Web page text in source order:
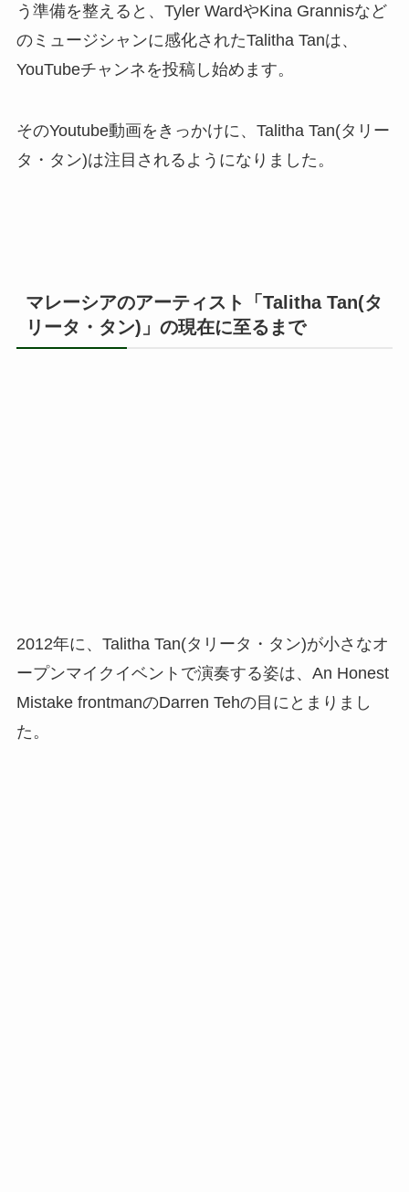
う準備を整えると、Tyler WardやKina Grannisなど
のミュージシャンに感化されたTalitha Tanは、
YouTubeチャンネを投稿し始めます。
そのYoutube動画をきっかけに、Talitha Tan(タリー
タ・タン)は注目されるようになりました。
マレーシアのアーティスト「Talitha Tan(タ
リータ・タン)」の現在に至るまで
2012年に、Talitha Tan(タリータ・タン)が小さなオ
ープンマイクイベントで演奏する姿は、An Honest
Mistake frontmanのDarren Tehの目にとまりまし
た。